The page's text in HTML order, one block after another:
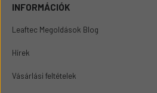
INFORMÁCIÓK
Leaftec Megoldások Blog
Hírek
Vásárlási feltételek